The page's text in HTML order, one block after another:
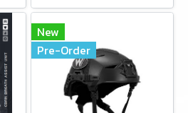
New
Pre-Order